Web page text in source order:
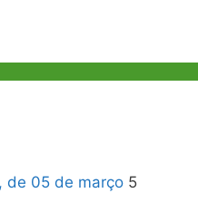
de 05 de março 5